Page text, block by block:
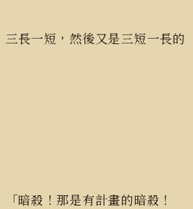
三長一短，然後又是三短一長的
暗殺！那是有計畫的暗殺！